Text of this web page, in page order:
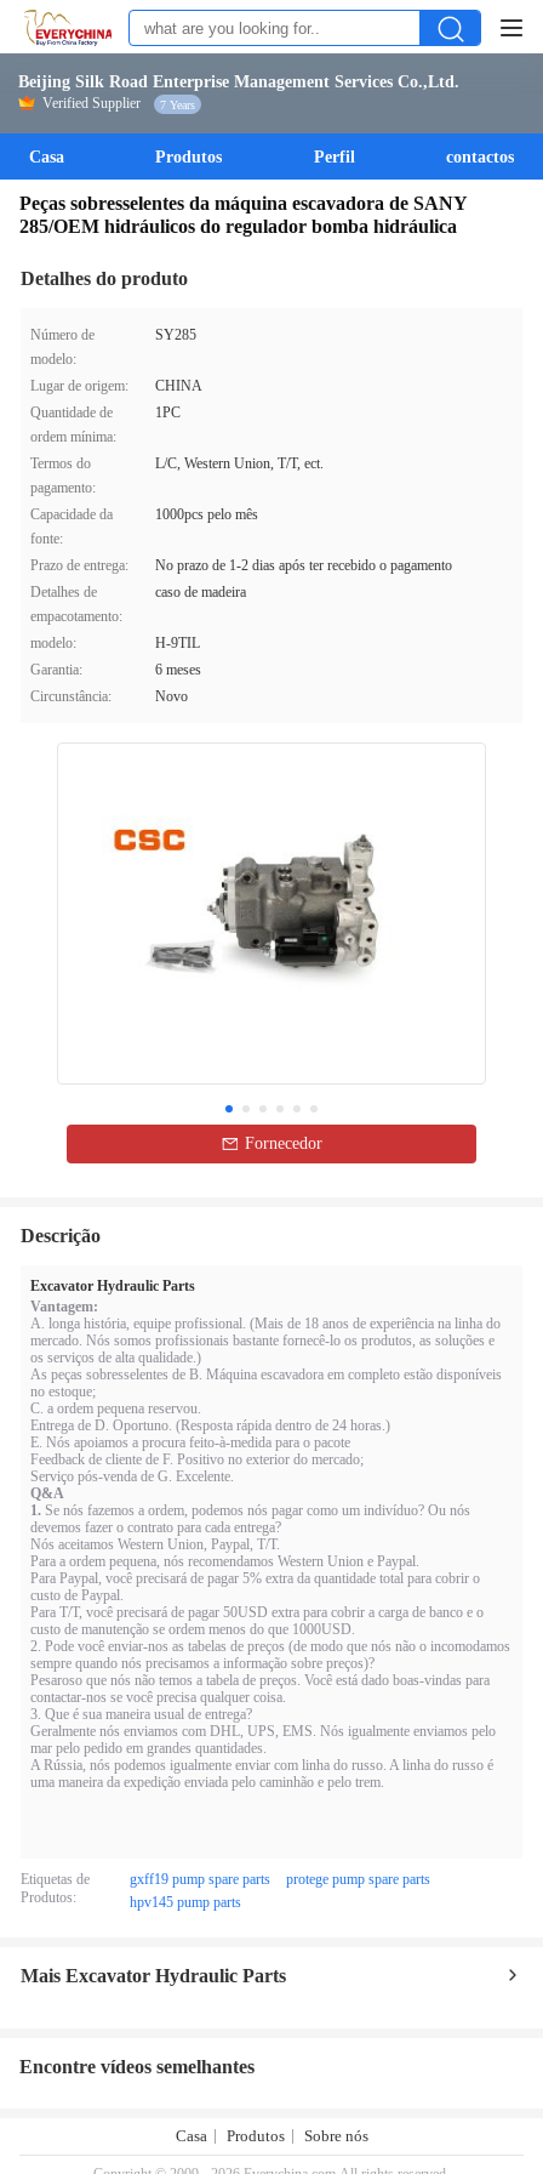
Beijing Silk Road Enterprise Management Services Co.,Ltd.
Verified Supplier 7 Years
Casa Produtos Perfil contactos
Peças sobresselentes da máquina escavadora de SANY
285/OEM hidráulicos do regulador bomba hidráulica
Detalhes do produto
Número de
modelo:
SY285
Lugar de origem:
CHINA
Quantidade de
ordem mínima:
1PC
Termos do
pagamento:
L/C, Western Union, T/T, ect.
Capacidade da
fonte:
1000pcs pelo mês
Prazo de entrega:
No prazo de 1-2 dias após ter recebido o pagamento
Detalhes de
empacotamento:
caso de madeira
modelo:
H-9TIL
Garantia:
6 meses
Circunstância:
Novo
Fornecedor
Descrição
Excavator Hydraulic Parts
Vantagem:
A. longa história, equipe profissional. (Mais de 18 anos de experiência na linha do
mercado. Nós somos profissionais bastante fornecê-lo os produtos, as soluções e
os serviços de alta qualidade.)
As peças sobresselentes de B. Máquina escavadora em completo estão disponíveis
no estoque;
C. a ordem pequena reservou.
Entrega de D. Oportuno. (Resposta rápida dentro de 24 horas.)
E. Nós apoiamos a procura feito-à-medida para o pacote
Feedback de cliente de F. Positivo no exterior do mercado;
Serviço pós-venda de G. Excelente.
Q&A
1. Se nós fazemos a ordem, podemos nós pagar como um indivíduo? Ou nós
devemos fazer o contrato para cada entrega?
Nós aceitamos Western Union, Paypal, T/T.
Para a ordem pequena, nós recomendamos Western Union e Paypal.
Para Paypal, você precisará de pagar 5% extra da quantidade total para cobrir o
custo de Paypal.
Para T/T, você precisará de pagar 50USD extra para cobrir a carga de banco e o
custo de manutenção se ordem menos do que 1000USD.
2. Pode você enviar-nos as tabelas de preços (de modo que nós não o incomodamos
sempre quando nós precisamos a informação sobre preços)?
Pesaroso que nós não temos a tabela de preços. Você está dado boas-vindas para
contactar-nos se você precisa qualquer coisa.
3. Que é sua maneira usual de entrega?
Geralmente nós enviamos com DHL, UPS, EMS. Nós igualmente enviamos pelo
mar pelo pedido em grandes quantidades.
A Rússia, nós podemos igualmente enviar com linha do russo. A linha do russo é
uma maneira da expedição enviada pelo caminhão e pelo trem.
Etiquetas de
Produtos:
gxff19 pump spare parts
protege pump spare parts
hpv145 pump parts
Mais Excavator Hydraulic Parts
Encontre vídeos semelhantes
Casa Produtos Sobre nós